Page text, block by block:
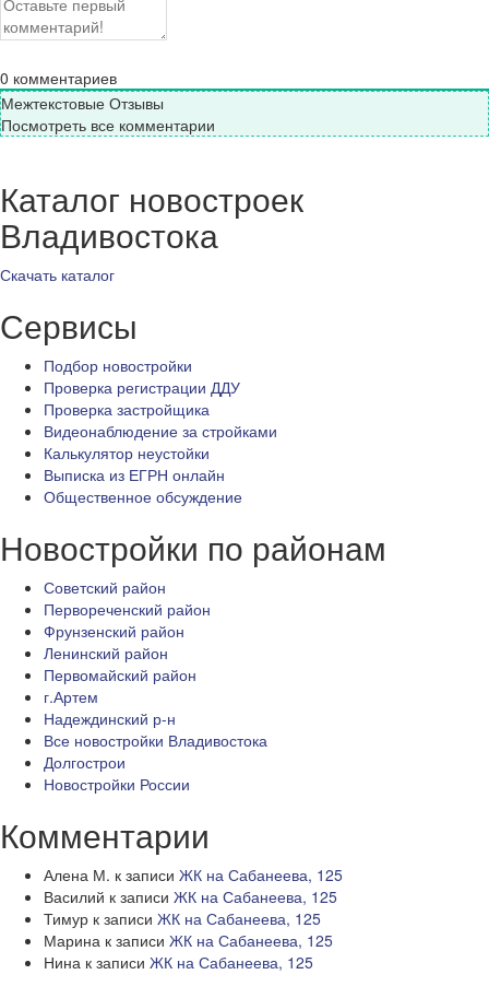
0 комментариев
Межтекстовые Отзывы
Посмотреть все комментарии
Каталог новостроек
Владивостока
Скачать каталог
Сервисы
Подбор новостройки
Проверка регистрации ДДУ
Проверка застройщика
Видеонаблюдение за стройками
Калькулятор неустойки
Выписка из ЕГРН онлайн
Общественное обсуждение
Новостройки по районам
Советский район
Первореченский район
Фрунзенский район
Ленинский район
Первомайский район
г.Артем
Надеждинский р-н
Все новостройки Владивостока
Долгострои
Новостройки России
Комментарии
Алена М. к записи ЖК на Сабанеева, 125
Василий к записи ЖК на Сабанеева, 125
Тимур к записи ЖК на Сабанеева, 125
Марина к записи ЖК на Сабанеева, 125
Нина к записи ЖК на Сабанеева, 125